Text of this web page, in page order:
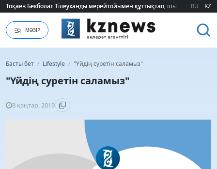
Тоқаев Бекболат Тілеуханды мерейтойымен құттықтап, шығармашылық
Тоқаев Бекболат Тілеуханды мерейтойымен құттықтап, шығармашылық
RU KZ
МӘЗІР
Басты бет / Lifestyle / "Үйдің суретін саламыз"
"Үйдің суретін саламыз"
8 қаңтар, 2019